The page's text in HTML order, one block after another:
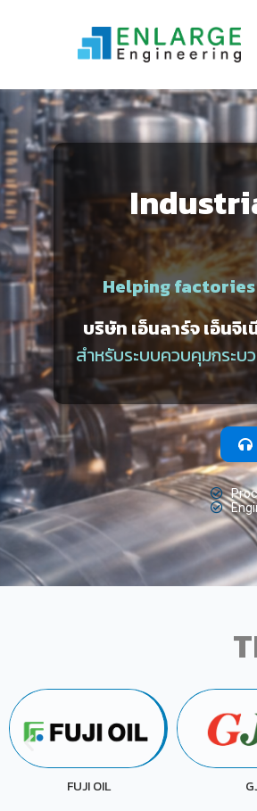
Helping
บริษัท เอ็นลาร์จ เอ็นจิเ
สำหรับระบบควบคุมกระบ
GJS GLOBAL